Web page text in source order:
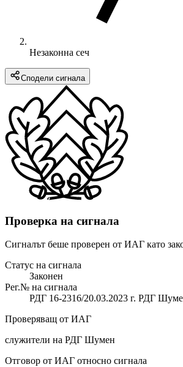
Незаконна сеч
Сподели сигнала
Проверка на сигнала
Сигналът беше проверен от ИАГ като
Статус на сигнала
Законен
Рег.№ на сигнала
РДГ 16-2316/20.03.2023 г. РДГ
Проверяващ от ИАГ
служители на РДГ Шумен
Отговор от ИАГ относно сигнала